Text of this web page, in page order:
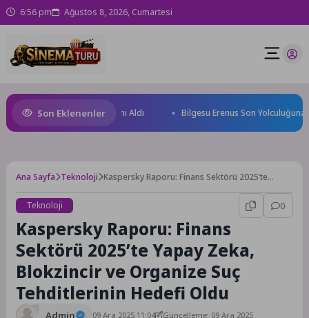
6:56 pm Ağustos 8, 2026, Cumartesi
Son Eklenenler
Sertifikalarını Aldı Bilgesu Erenus Son Yolculuğuna
Ana Sayfa Teknoloji Kaspersky Raporu: Finans Sektörü 2025’te
Teknoloji 0
Kaspersky Raporu: Finans
Sektörü 2025’te Yapay Zeka,
Blokzincir ve Organize Suç
Tehditlerinin Hedefi Oldu
Admin 09 Ara 2025 11:04
Güncelleme: 09 Ara 2025